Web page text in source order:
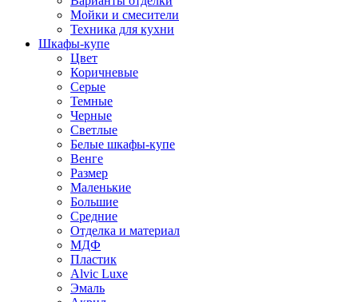
Мойки и смесители
Техника для кухни
Шкафы-купе
Цвет
Коричневые
Серые
Темные
Черные
Светлые
Белые шкафы-купе
Венге
Размер
Маленькие
Большие
Средние
Отделка и материал
МДФ
Пластик
Alvic Luxe
Эмаль